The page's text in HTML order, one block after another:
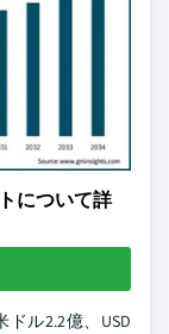
について詳
ル2.2億、USD